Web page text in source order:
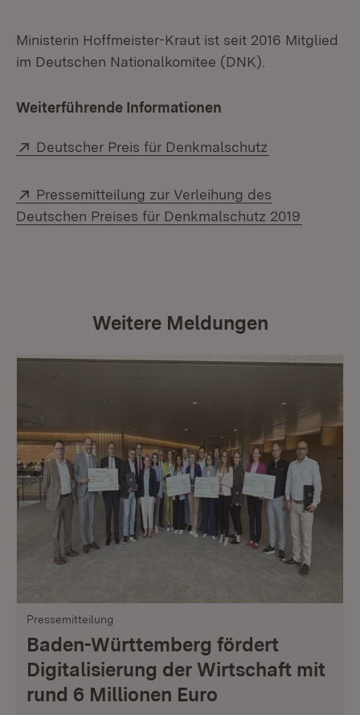
Ministerin Hoffmeister-Kraut ist seit 2016 Mitglied
im Deutschen Nationalkomitee (DNK).
Weiterführende Informationen
Extern:
Deutscher Preis für Denkmalschutz
Extern:
Pressemitteilung zur Verleihung des
Deutschen Preises für Denkmalschutz 2019
Weitere Meldungen
Pressemitteilung
Baden-Württemberg fördert
Digitalisierung der Wirtschaft mit
rund 6 Millionen Euro